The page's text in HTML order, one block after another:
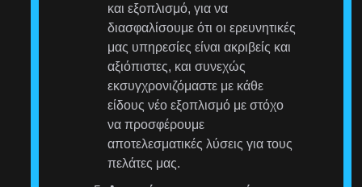
και εξοπλισμό, για να
διασφαλίσουμε ότι οι ερευνητικές
μας υπηρεσίες είναι ακριβείς και
αξιόπιστες, και συνεχώς
εκσυγχρονιζόμαστε με κάθε
είδους νέο εξοπλισμό με στόχο
να προσφέρουμε
αποτελεσματικές λύσεις για τους
πελάτες μας.